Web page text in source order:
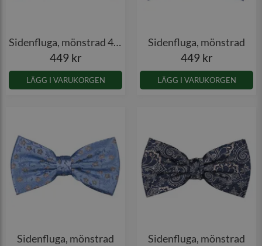
Sidenfluga, mönstrad 4543
449 kr
LÄGG I VARUKORGEN
Sidenfluga, mönstrad
449 kr
LÄGG I VARUKORGEN
Sidenfluga, mönstrad Sidenfluga, mönstrad